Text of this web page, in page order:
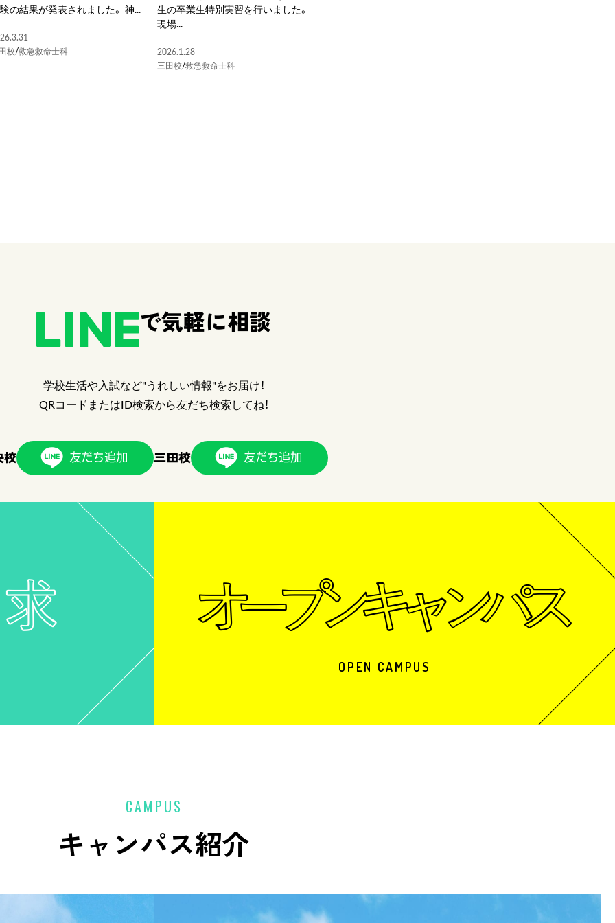
の結果が発表されました。 神...
校/救急救命士科
生の卒業生特別実習を行いました。
現場...
2026.1.28
三田校/救急救命士科
で気軽に相談
学校生活や入試など"うれしい情報"をお届け！
QRコードまたはID検索から友だち検索してね！
校 三田校
OPEN CAMPUS
CAMPUS
キャンパス紹介